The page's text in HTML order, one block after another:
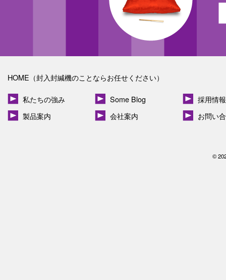
HOME（封入封緘機のことならお任せください）
私たちの強み
製品案内
Some Blog
会社案内
採用情報
お問い
©